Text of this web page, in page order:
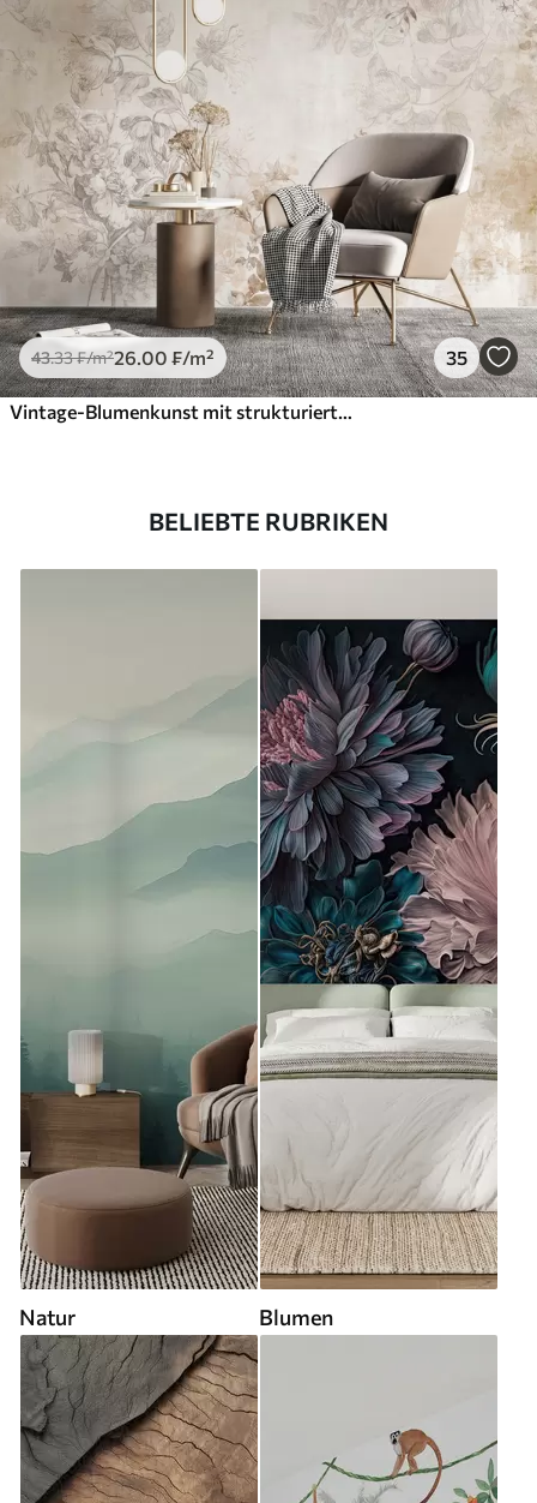
43.33₣/m²26 .00 ₣/m² 35
BELIEBTE RUBRIKEN
Natur Blumen